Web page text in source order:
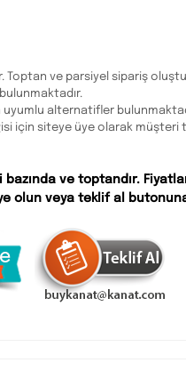
Toptan ve parsiyel sipariş
uyumlu alternatifler
için siteye üye olarak müşteri
bazında ve toptandır.
olun veya teklif al butonuna